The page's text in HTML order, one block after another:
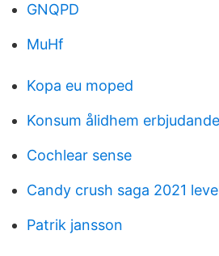
GNQPD
MuHf
Kopa eu moped
Konsum ålidhem
Cochlear sense
Candy crush saga 2021
Patrik jansson